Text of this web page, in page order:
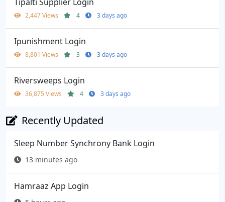
2,447 Views 4 3 days ago
Ipunishment Login
8,801 Views 3 3 days ago
Riversweeps Login
36,875 Views 4 3 days ago
Recently Updated
Sleep Number Synchrony Bank Login
13 minutes ago
Hamraaz App Login